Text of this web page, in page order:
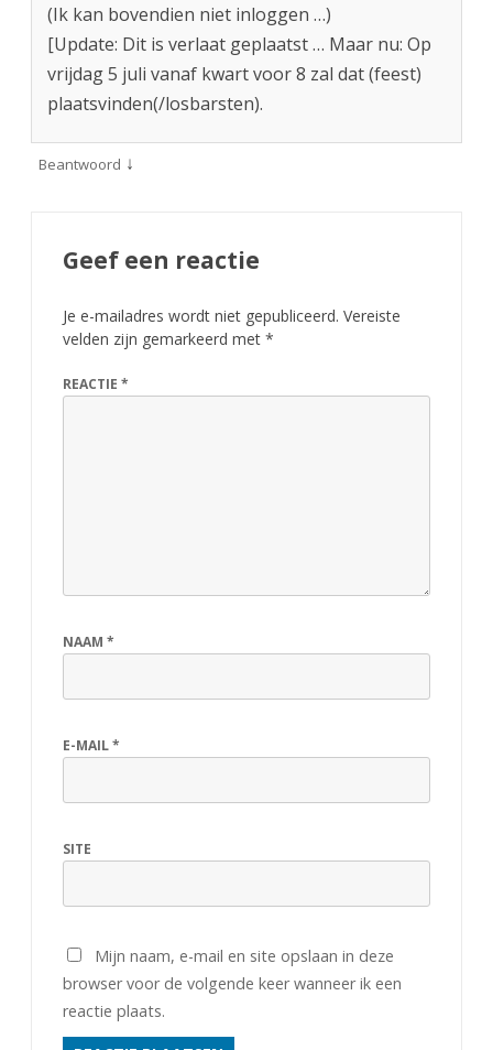
(Ik kan bovendien niet inloggen …)
[Update: Dit is verlaat geplaatst … Maar nu: Op
vrijdag 5 juli vanaf kwart voor 8 zal dat (feest)
plaatsvinden(/losbarsten).
Beantwoord ↓
Geef een reactie
Je e-mailadres wordt niet gepubliceerd. Vereiste
velden zijn gemarkeerd met *
REACTIE *
NAAM *
E-MAIL*
SITE
Mijn naam, e-mail en site opslaan in deze
browser voor de volgende keer wanneer ik een
reactie plaats.